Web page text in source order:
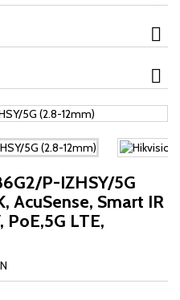
P-IZHSY/5G
AcuSense, Smart IR
LTE,